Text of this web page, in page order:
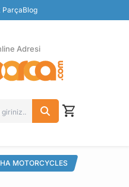
ParçaBlog
Adresi
MOTORCYCLES